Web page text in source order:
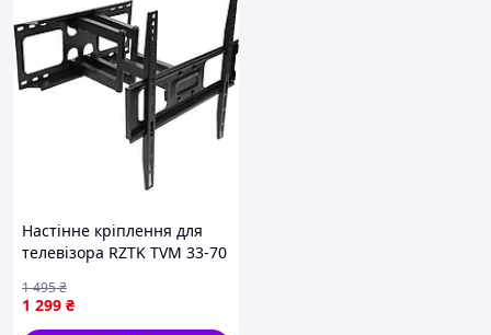
Настінне кріплення для
телевізора RZTK TVM 33-70
1 299 ₴
1 495₴